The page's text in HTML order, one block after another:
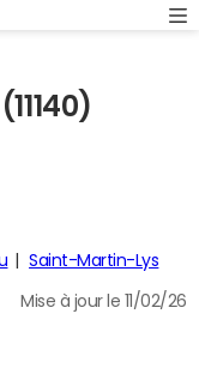
Saint-Martin-Lys
Mise à jour le 11/02/26